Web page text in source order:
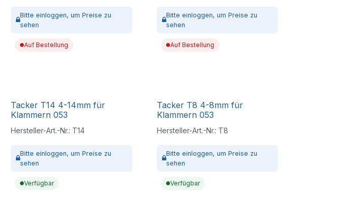
Bitteeinloggen, um Preise zu
sehen
Auf Bestellung
Bitte einloggen, um Preise zu
sehen
Auf Bestellung
Tacker T14 4-14mm für
Klammern 053
Hersteller-Art.-Nr.: T14
Bitteeinloggen, um Preise zu
sehen
Verfügbar
Tacker T8 4-8mm für
Klammern 053
Hersteller-Art.-Nr.: T8
Bitte einloggen, um Preise zu
sehen
Verfügbar